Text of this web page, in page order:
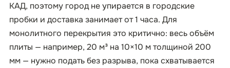
КАД, поэтому город не упирается в городские
пробки и доставка занимает от 1 часа. Для
монолитного перекрытия это критично: весь объём
плиты — например, 20 м³ на 10×10 м толщиной 200
мм — нужно подать без разрыва, пока схватывается